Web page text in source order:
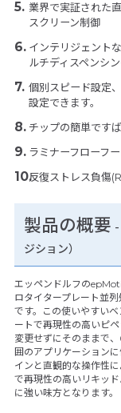
業界で実証された
スクリーン制御
インテリジェント
ルチディスペンシ
個別スピード設定
設定できます。
チップの簡単です
ラミナーフローフ
反復ストレス負傷
製品の概要
ジション）
エッペンドルフの
ロタイタープレート並
です。この使いやすい
ートで再現性の高いピ
変更せずにそのままで
囲のアプリケーション
インと直観的な操作性
で再現性の高いリキッ
に強い味方となります。